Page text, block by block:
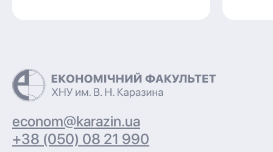
econom@karazin.ua
+38 (050) 08 21 990